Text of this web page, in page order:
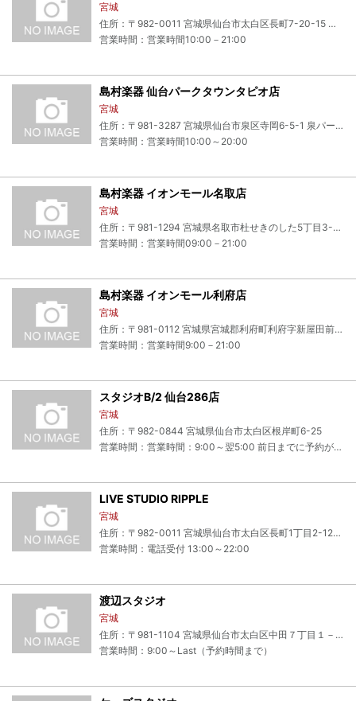
宮城
住所：〒982-0011 宮城県仙台市太白区長町7-20-15 ザ・モール仙台長町Part2 3F
営業時間：営業時間10:00－21:00
島村楽器 仙台パークタウンタピオ店
宮城
住所：〒981-3287 宮城県仙台市泉区寺岡6-5-1 泉パークタウン タピオ 2F
営業時間：営業時間10:00～20:00
島村楽器 イオンモール名取店
宮城
住所：〒981-1294 宮城県名取市杜せきのした5丁目3-1 イオンモール名取3F
営業時間：営業時間09:00－21:00
島村楽器 イオンモール利府店
宮城
住所：〒981-0112 宮城県宮城郡利府町利府字新屋田前22 イオンモール利府2F
営業時間：営業時間9:00－21:00
スタジオB/2 仙台286店
宮城
住所：〒982-0844 宮城県仙台市太白区根岸町6-25
営業時間：営業時間：9:00～翌5:00 前日までに予約がない時間帯は営業しておりません。
LIVE STUDIO RIPPLE
宮城
住所：〒982-0011 宮城県仙台市太白区長町1丁目2-12チビッコスクエア
営業時間：電話受付 13:00～22:00
渡辺スタジオ
宮城
住所：〒981-1104 宮城県仙台市太白区中田７丁目１－２１
営業時間：9:00～Last（予約時間まで）